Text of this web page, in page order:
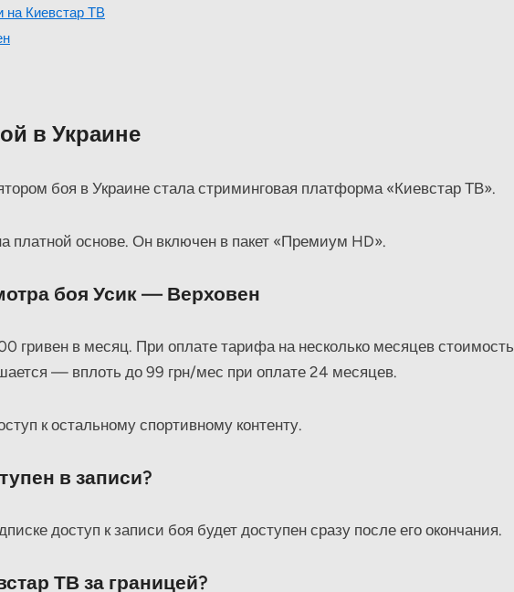
на Киевстар ТВ
в Украине
боя в Украине стала стриминговая платформа «Киевстар ТВ».
платной основе. Он включен в пакет «Премиум HD».
боя Усик — Верховен
гривен в месяц. При оплате тарифа на несколько месяцев стоимость
— вплоть до 99 грн/мес при оплате 24 месяцев.
к остальному спортивному контенту.
в записи?
доступ к записи боя будет доступен сразу после его окончания.
ТВ за границей?